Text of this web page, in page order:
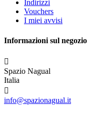
Indirizzi
Vouchers
I miei avvisi
Informazioni sul negozio

Spazio Nagual
Italia

info@spazionagual.it